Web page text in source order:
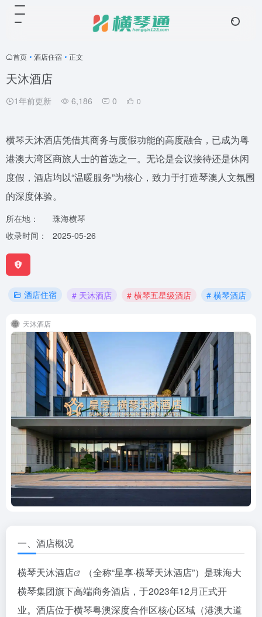
首页 • 酒店住宿 • 正文
天沐酒店
1年前更新 6,186 0 0
横琴天沐酒店凭借其商务与度假功能的高度融合，已成为粤
港澳大湾区商旅人士的首选之一。无论是会议接待还是休闲
度假，酒店均以“温暖服务”为核心，致力于打造琴澳人文氛围
的深度体验。
所在地：
珠海横琴
收录时间：
2025-05-26
酒店住宿 # 天沐酒店 # 横琴五星级酒店 # 横琴酒店
天沐酒店
一、酒店概况
横琴天沐酒店
（全称“星享·横琴天沐酒店”）是珠海大
横琴集团旗下高端商务酒店，于2023年12月正式开
业。酒店位于横琴粤澳深度合作区核心区域（港澳大道